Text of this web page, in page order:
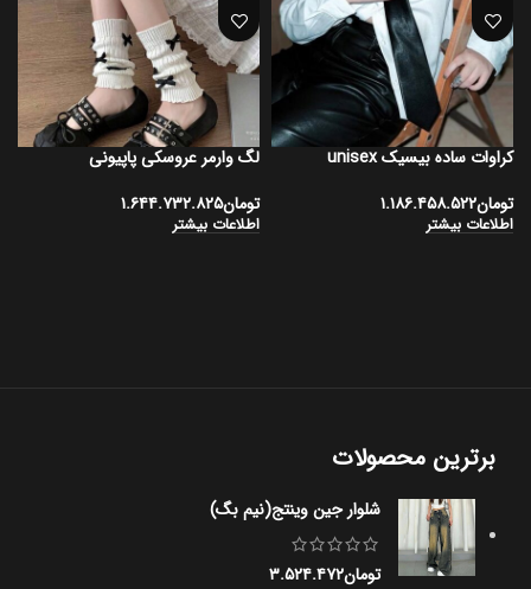
کراوات ساده بیسیک unisex
تومان۱.۱۸۶.۴۵۸.۵۲۲
اطلاعات بیشتر
لگ وارمر عروسکی پاپیونی
تومان۱.۶۴۴.۷۳۲.۸۲۵
اطلاعات بیشتر
برترین محصولات
شلوار جین وینتج(نیم بگ)
تومان۳.۵۲۴.۴۷۲